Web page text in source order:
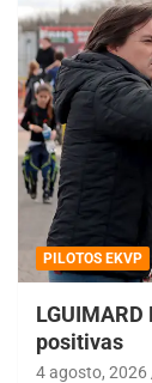
PILOTOS EKVP
positivas
4 agosto, 2026